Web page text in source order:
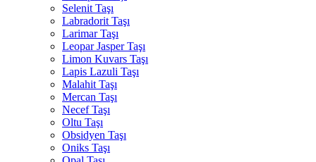
Selenit Taşı
Labradorit Taşı
Larimar Taşı
Leopar Jasper Taşı
Limon Kuvars Taşı
Lapis Lazuli Taşı
Malahit Taşı
Mercan Taşı
Necef Taşı
Oltu Taşı
Obsidyen Taşı
Oniks Taşı